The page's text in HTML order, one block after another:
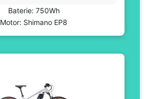
Baterie: 750Wh
Motor: Shimano EP8